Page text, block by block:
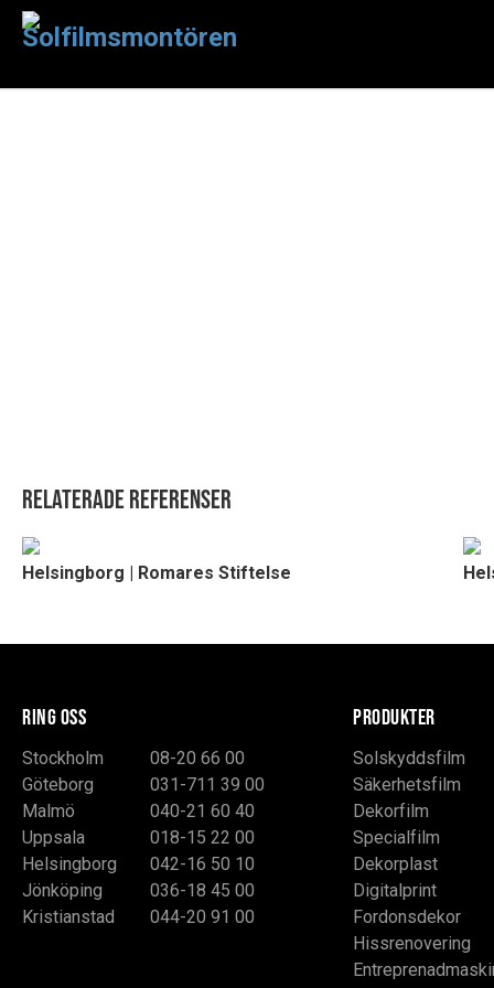
Relaterade referenser
Helsingborg | Romares Stiftelse
RING OSS
Stockholm
08-20 66 00
Göteborg
031-711 39 00
Malmö
040-21 60 40
Uppsala
018-15 22 00
Helsingborg
042-16 50 10
Jönköping
036-18 45 00
Kristianstad
044-20 91 00
PRODUKTER
Solskyddsfilm
Säkerhetsfilm
Dekorfilm
Specialfilm
Dekorplast
Digitalprint
Fordonsdekor
Hissrenovering